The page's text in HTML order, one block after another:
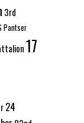
3rd
Pantser
17
24